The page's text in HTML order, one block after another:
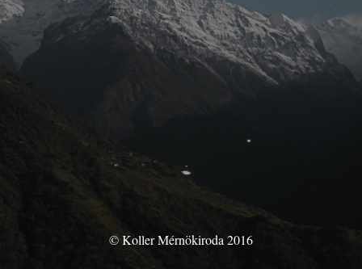
© Koller Mérnökiroda 2016